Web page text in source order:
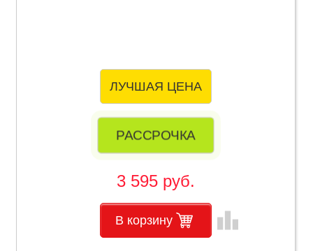
ЛУЧШАЯ ЦЕНА
РАССРОЧКА
3 595 руб.
В корзину leaderboard